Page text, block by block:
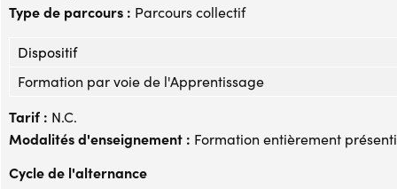
Type de parcours : Parcours collectif
Dispositif
Formation par voie de l'Apprentissage
Tarif : N.C.
Modalités d'enseignement : Formation entièrement
Cycle de l'alternance